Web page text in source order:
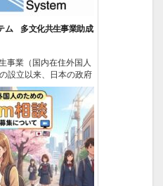
ム 多文化共生事業助成
事業（国内在住外国人
設立以来、日本の政府
資金協力と技術協力
した。近年では、上記
に関連した審査業務
際協力活動に関する業